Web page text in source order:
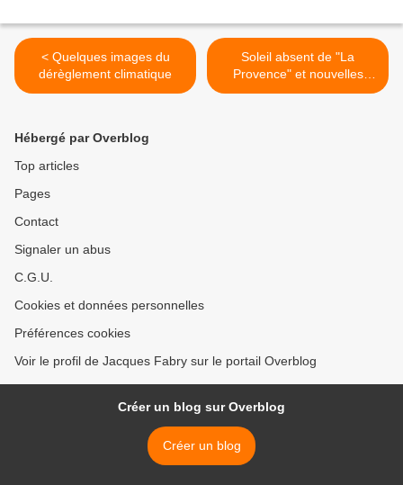
< Quelques images du
dérèglement climatique
Soleil absent de "La
Provence" et nouvelles
nouvelles lignes aériennes
Hébergé par Overblog
Top articles
Pages
Contact
Signaler un abus
C.G.U.
Cookies et données personnelles
Préférences cookies
Voir le profil de Jacques Fabry sur le portail Overblog
Créer un blog sur Overblog
Créer un blog